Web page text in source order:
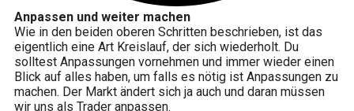
Anpassen und weiter machen
Wie in den beiden oberen Schritten beschrieben, ist das
eigentlich eine Art Kreislauf, der sich wiederholt. Du
solltest Anpassungen vornehmen und immer wieder einen
Blick auf alles haben, um falls es nötig ist Anpassungen zu
machen. Der Markt ändert sich ja auch und daran müssen
wir uns als Trader anpassen.